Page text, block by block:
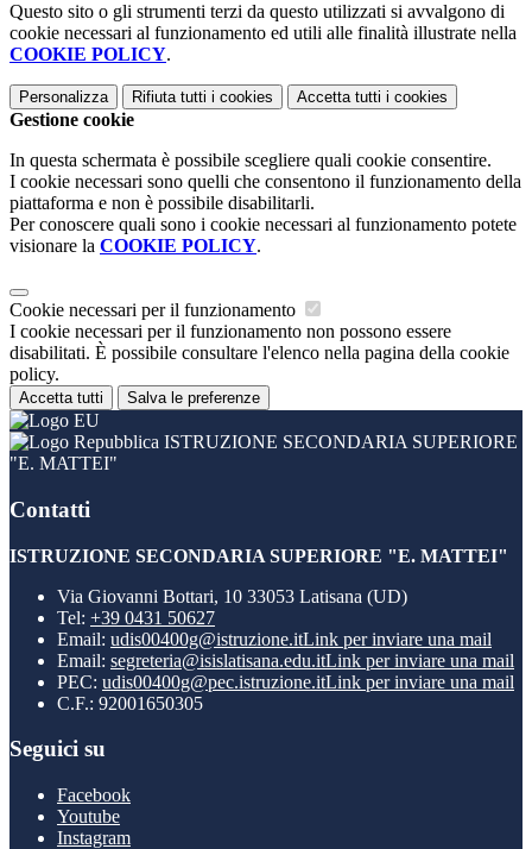
Questo sito o gli strumenti terzi da questo utilizzati si avvalgono di
cookie necessari al funzionamento ed utili alle finalità illustrate nella
COOKIE POLICY.
Personalizza Rifiuta tutti i cookies Accetta tutti i cookies
Gestione cookie
In questa schermata è possibile scegliere quali cookie consentire.
I cookie necessari sono quelli che consentono il funzionamento della
piattaforma e non è possibile disabilitarli.
Per conoscere quali sono i cookie necessari al funzionamento potete
visionare la COOKIE POLICY.
Cookie necessari per il funzionamento
I cookie necessari per il funzionamento non possono essere
disabilitati. È possibile consultare l'elenco nella pagina della cookie
policy.
Accetta tutti Salva le preferenze
ISTRUZIONE SECONDARIA SUPERIORE
"E. MATTEI"
Contatti
ISTRUZIONE SECONDARIA SUPERIORE "E. MATTEI"
Via Giovanni Bottari, 10 33053 Latisana (UD)
Tel: +39 0431 50627
Email: udis00400g@istruzione.itLink per inviare una mail
Email: segreteria@isislatisana.edu.itLink per inviare una mail
PEC: udis00400g@pec.istruzione.itLink per inviare una mail
C.F.: 92001650305
Seguici su
Facebook
Youtube
Instagram